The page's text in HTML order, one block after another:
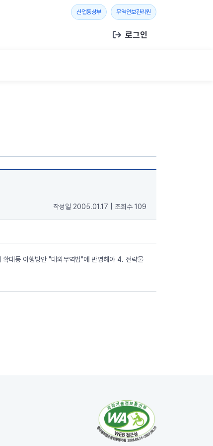
산업통상부새 창 열기무역안보관리원 새 창 열기
로그인
작성일 2005.01.17 조회수 109
대등 이행방안 "대외무역법"에 반영해야 4. 전략물